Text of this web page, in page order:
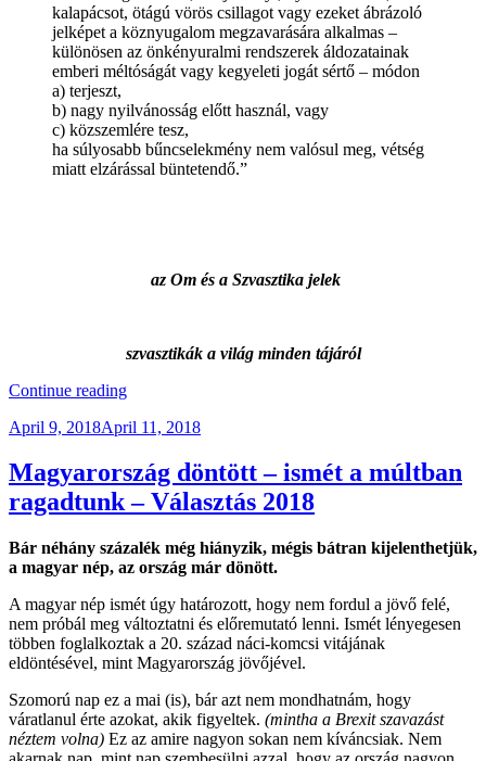
kalapácsot, ötágú vörös csillagot vagy ezeket ábrázoló
jelképet a köznyugalom megzavarására alkalmas –
különösen az önkényuralmi rendszerek áldozatainak
emberi méltóságát vagy kegyeleti jogát sértő – módon
a) terjeszt,
b) nagy nyilvánosság előtt használ, vagy
c) közszemlére tesz,
ha súlyosabb bűncselekmény nem valósul meg, vétség
miatt elzárással büntetendő.”
az Om és a Szvasztika jelek
szvasztikák a világ minden tájáról
Continue reading“Szvasztikák
Nagyvilágban”
Posted
April 9, 2018April 11, 2018
Magyarország döntött – ismét a múltban
ragadtunk – Választás 2018
Bár néhány százalék még hiányzik, mégis bátran kijelenthetjük,
a magyar nép, az ország már dönött.
A magyar nép ismét úgy határozott, hogy nem fordul a jövő felé,
nem próbál meg változtatni és előremutató lenni. Ismét lényegesen
többen foglalkoztak a 20. század náci-komcsi vitájának
eldöntésével, mint Magyarország jövőjével.
Szomorú nap ez a mai (is), bár azt nem mondhatnám, hogy
váratlanul érte azokat, akik figyeltek. (mintha a Brexit szavazást
néztem volna) Ez az amire nagyon sokan nem kíváncsiak. Nem